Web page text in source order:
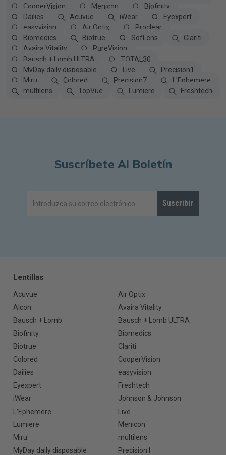
CooperVision
Menicon
Biofinity
Dailies
Acuvue iWear
Eyexpert
easyvision
Air Optix
Proclear
Biomedics
Biotrue SofLens
Clariti
Avaira Vitality
PureVision
Bausch + Lomb ULTRA
TOTAL30
MyDay daily disposable
Live
Precision1
Miru
Colored Precision7
L'Ephemere
multilens
TopVue Lumiere Freshtech
Suscríbete Al Boletín
Suscribir
Lentillas
Acuvue
Air Optix
Alcon
Avaira Vitality
Bausch + Lomb
Bausch + Lomb ULTRA
Biofinity
Biomedics
Biotrue
Clariti
Colored
CooperVision
Dailies
easyvision
Eyexpert
Freshtech
iWear
Johnson & Johnson
L'Ephemere
Live
Lumiere
Menicon
Miru
multilens
MyDay daily disposable
Precision1